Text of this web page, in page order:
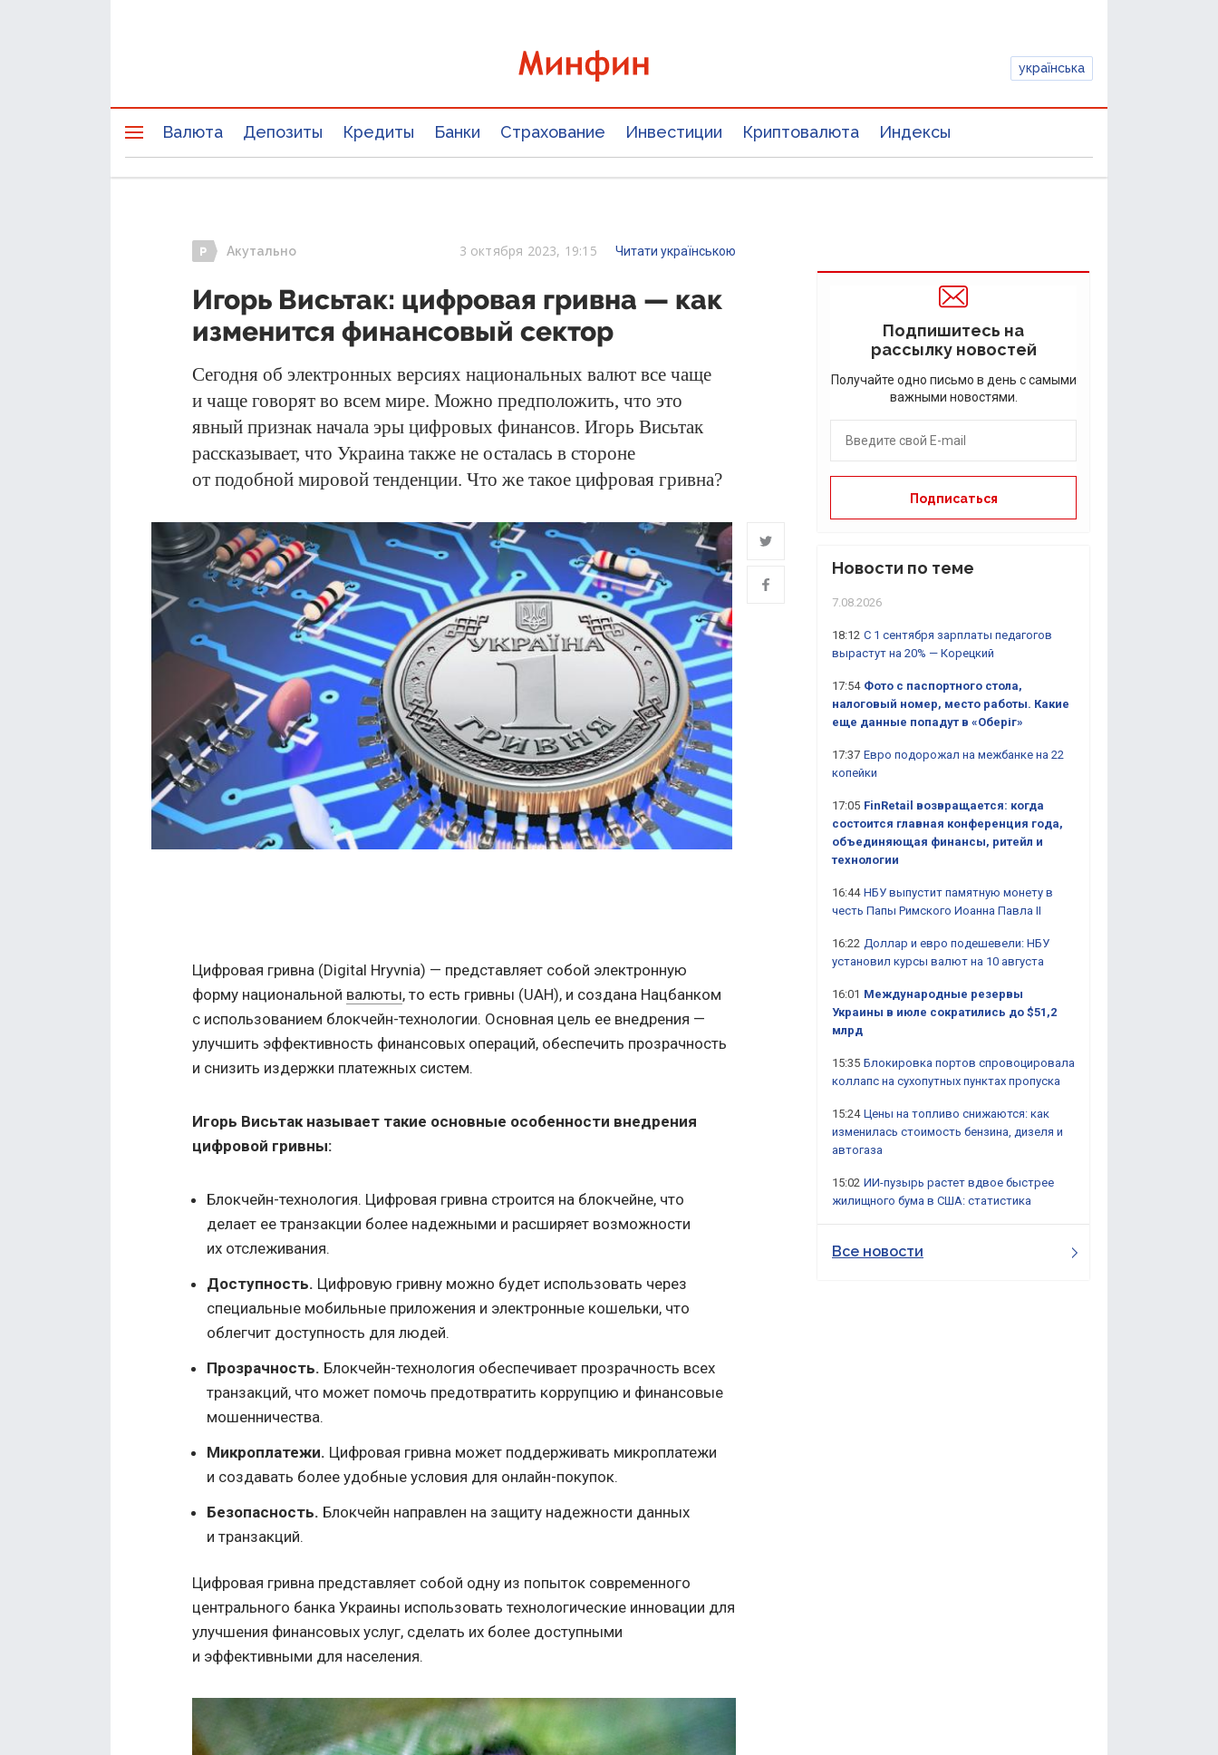
українська
Валюта Депозиты Кредиты Банки Страхование Инвестиции Криптовалюта Индексы
Акутально 3 октября 2023, 19:15 Читати українською
Игорь Висьтак: цифровая гривна — как
изменится финансовый сектор
Сегодня об электронных версиях национальных валют все чаще
и чаще говорят во всем мире. Можно предположить, что это
явный признак начала эры цифровых финансов. Игорь Висьтак
рассказывает, что Украина также не осталась в стороне
от подобной мировой тенденции. Что же такое цифровая гривна?
Цифровая гривна (Digital Hryvnia) — представляет собой электронную
форму национальной валюты, то есть гривны (UAH), и создана Нацбанком
с использованием блокчейн-технологии. Основная цель ее внедрения —
улучшить эффективность финансовых операций, обеспечить прозрачность
и снизить издержки платежных систем.
Игорь Висьтак называет такие основные особенности внедрения
цифровой гривны:
Блокчейн-технология. Цифровая гривна строится на блокчейне, что
делает ее транзакции более надежными и расширяет возможности
их отслеживания.
Доступность. Цифровую гривну можно будет использовать через
специальные мобильные приложения и электронные кошельки, что
облегчит доступность для людей.
Прозрачность. Блокчейн-технология обеспечивает прозрачность всех
транзакций, что может помочь предотвратить коррупцию и финансовые
мошенничества.
Микроплатежи. Цифровая гривна может поддерживать микроплатежи
и создавать более удобные условия для онлайн-покупок.
Безопасность. Блокчейн направлен на защиту надежности данных
и транзакций.
Цифровая гривна представляет собой одну из попыток современного
центрального банка Украины использовать технологические инновации для
улучшения финансовых услуг, сделать их более доступными
и эффективными для населения.
Подпишитесь на
рассылку новостей
Получайте одно письмо в день с самыми
важными новостями.
Новости по теме
7.08.2026
18:12 С 1 сентября зарплаты педагогов
вырастут на 20% — Корецкий
17:54 Фото с паспортного стола,
налоговый номер, место работы. Какие
еще данные попадут в «Оберіг»
17:37 Евро подорожал на межбанке на 22
копейки
17:05 FinRetail возвращается: когда
состоится главная конференция года,
объединяющая финансы, ритейл и
технологии
16:44 НБУ выпустит памятную монету в
честь Папы Римского Иоанна Павла II
16:22 Доллар и евро подешевели: НБУ
установил курсы валют на 10 августа
16:01 Международные резервы
Украины в июле сократились до $51,2
млрд
15:35 Блокировка портов спровоцировала
коллапс на сухопутных пунктах пропуска
15:24 Цены на топливо снижаются: как
изменилась стоимость бензина, дизеля и
автогаза
15:02 ИИ-пузырь растет вдвое быстрее
жилищного бума в США: статистика
Все новости